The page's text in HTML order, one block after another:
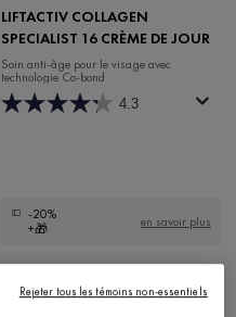
LIFTACTIV COLLAGEN
SPECIALIST 16 CRÈME DE JOUR
Soin anti-âge pour le visage avec
technologie Co-bond
4.3
-20%
+🎁
en savoir plus
Rejeter tous les témoins non-essentiels